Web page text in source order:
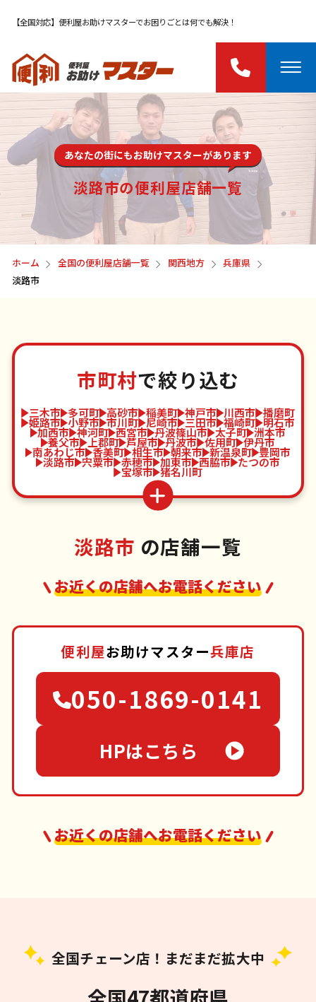
【全国対応】便利屋お助けマスターでお困りごとは何でも解決！
あなたの街にもお助けマスターがあります
淡路市の便利屋店舗一覧
ホーム 全国の便利屋店舗一覧 関西地方
兵庫県
淡路市
市町村で絞り込む
三木市 多可町 高砂市 稲美町 神戸市 川西市 播磨町
姫路市 小野市 市川町 尼崎市 三田市 福崎町 明石市
加西市 神河町 西宮市 丹波篠山市 太子町 洲本市
養父市 上郡町 芦屋市 丹波市 佐用町 伊丹市
南あわじ市 香美町 相生市 朝来市 新温泉町 豊岡市
淡路市 宍粟市 赤穂市 加東市 西脇市 たつの市
宝塚市 猪名川町
淡路市 の店舗一覧
お近くの店舗へお電話ください
便利屋お助けマスター兵庫店
050-1869-0141
HPはこちら
お近くの店舗へお電話ください
全国チェーン店！まだまだ拡大中